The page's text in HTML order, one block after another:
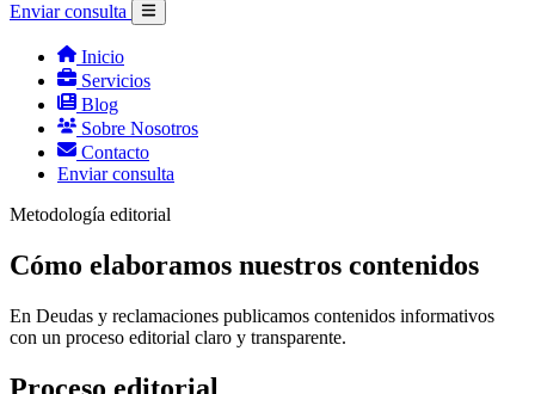
Enviar consulta
Inicio
Servicios
Blog
Sobre Nosotros
Contacto
Enviar consulta
Metodología editorial
Cómo elaboramos nuestros contenidos
En Deudas y reclamaciones publicamos contenidos informativos
con un proceso editorial claro y transparente.